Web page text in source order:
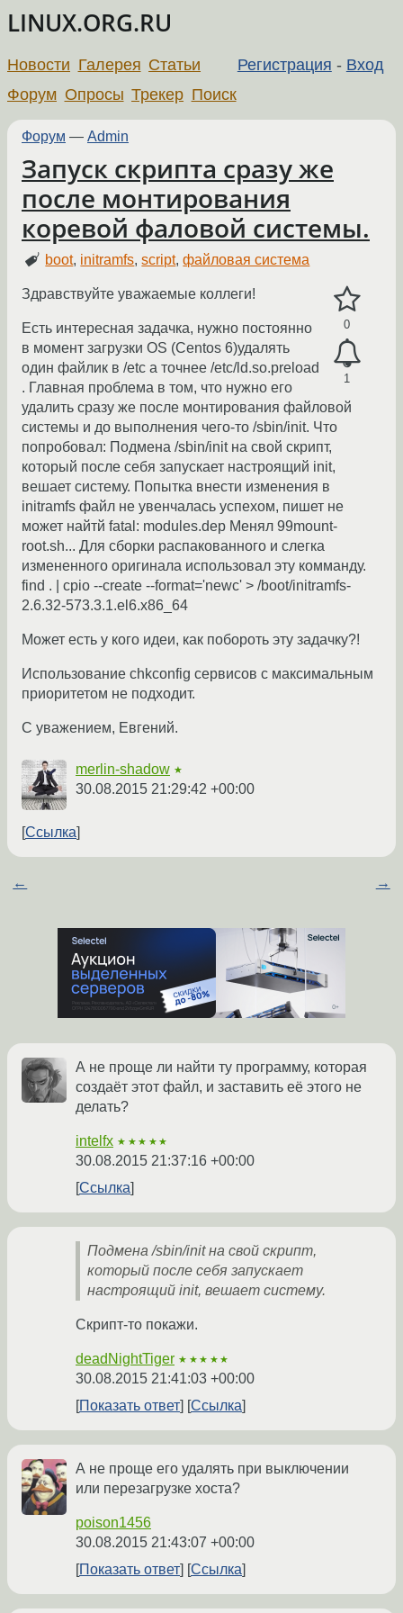
LINUX.ORG.RU
Регистрация - Вход
Новости Галерея Статьи
Форум Опросы Трекер Поиск
Форум — Admin
Запуск скрипта сразу же
после монтирования
коревой фаловой системы.
boot, initramfs,script,файловая система
0
1
Здравствуйте уважаемые коллеги!
Есть интересная задачка, нужно постоянно
в момент загрузки OS (Centos 6)удалять
один файлик в /etc а точнее /etc/ld.so.preload
. Главная проблема в том, что нужно его
удалить сразу же после монтирования файловой
системы и до выполнения чего-то /sbin/init. Что
попробовал: Подмена /sbin/init на свой скрипт,
который после себя запускает настроящий init,
вешает систему. Попытка внести изменения в
initramfs файл не увенчалась успехом, пишет не
может найтй fatal: modules.dep Менял 99mount-
root.sh... Для сборки распакованного и слегка
измененного оригинала использовал эту комманду.
find . | cpio --create --format='newc' > /boot/initramfs-
2.6.32-573.3.1.el6.x86_64
Может есть у кого идеи, как побороть эту задачку?!
Использование chkconfig сервисов с максимальным
приоритетом не подходит.
С уважением, Евгений.
merlin-shadow ★
30.08.2015 21:29:42 +00:00
Ссылка
← →
А не проще ли найти ту программу, которая
создаёт этот файл, и заставить её этого не
делать?
intelfx ★★★★★
30.08.2015 21:37:16 +00:00
Ссылка
Подмена /sbin/init на свой скрипт,
который после себя запускает
настроящий init, вешает систему.
Скрипт-то покажи.
deadNightTiger ★★★★★
30.08.2015 21:41:03 +00:00
Показать ответ
Ссылка
А не проще его удалять при выключении
или перезагрузке хоста?
poison1456
30.08.2015 21:43:07 +00:00
Показать ответ
Ссылка